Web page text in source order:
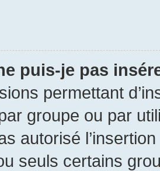
puis-je pas
permettant
groupe ou par
autorisé
seuls certains